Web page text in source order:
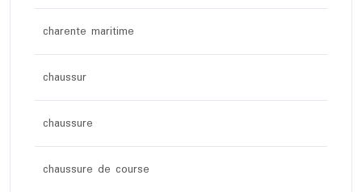
charente maritime
chaussur
chaussure
chaussure de course